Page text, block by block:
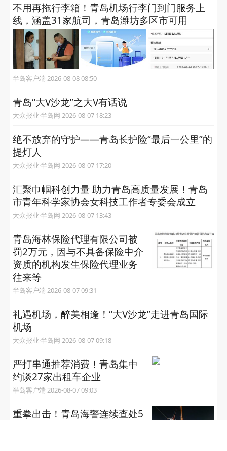
不用再拖行李箱！青岛机场行李门到门服务上
线，涵盖31家航司，青岛潍坊多区市可用
半岛客户端 2026-08-08 08:50
青岛“大V沙龙”之大V有话说
大众报业·半岛网 2026-08-07 18:23
绝不放弃的守护——青岛长护险“最后一公里”的
提灯人
大众报业·半岛网 2026-08-07 17:20
汇聚巾帼科创力量 助力青岛高质量发展！青岛
市青年科学家协会女科技工作者专委会成立
大众报业·半岛网 2026-08-07 13:43
青岛海林保险代理有限公司被
罚2万元，因与不具备保险中介
资质的机构发生保险代理业务
往来等
半岛客户端 2026-08-07 09:31
礼遇机场，醉美相逢！“大V沙龙”走进青岛国际
机场
大众报业·半岛网 2026-08-07 09:18
严打串通推荐消费！青岛集中
约谈27家出租车企业
半岛客户端 2026-08-07 09:03
重拳出击！青岛海警连续查处5